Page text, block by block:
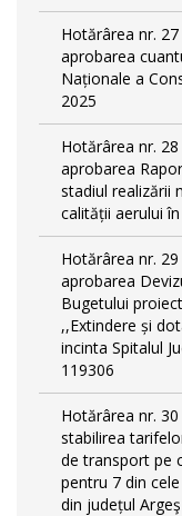
Hotărârea nr.
aprobarea
Naționale a
2025
Hotărârea nr.
aprobarea
stadiul realizării
calității aerului
Hotărârea nr.
aprobarea
Bugetului
,,Extindere și
incinta Spitalul
119306
Hotărârea nr.
stabilirea
de transport pe
pentru 7 din
din județul Argeş